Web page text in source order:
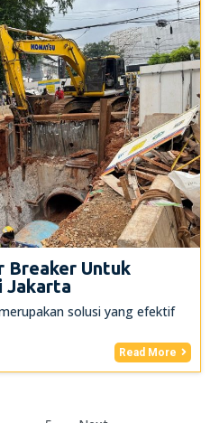
Breaker Untuk
Jakarta
solusi yang efektif
Read More